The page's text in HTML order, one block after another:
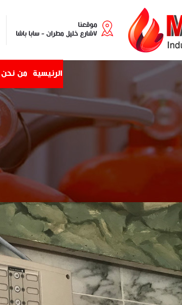
موقعنا
٧شارع خليل مطران - سابا باشا
الرئيسية من نحن